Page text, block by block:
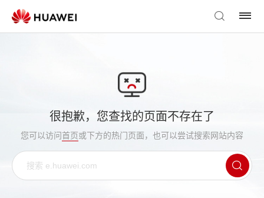
很抱歉，您查找的页面不存在了
您可以访问首页或下方的热门页面，也可以尝试搜索网站内容